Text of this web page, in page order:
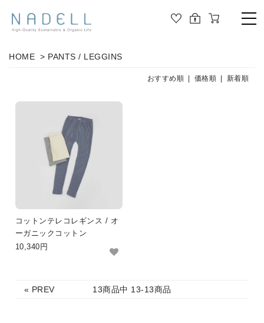
TOP
ALL
OUTER
CUT&SEWN
KNIT
DRESS
PANTS / LEGGINS
ORGANIC COTTON
JOURNAL
ABOUT
ABOUT US
HOME > PANTS / LEGGINS
おすすめ順 価格順 | 新着順
コットンテレコレギンス / オ
ーガニックコットン
10,340円
« PREV 13商品中 13-13商品